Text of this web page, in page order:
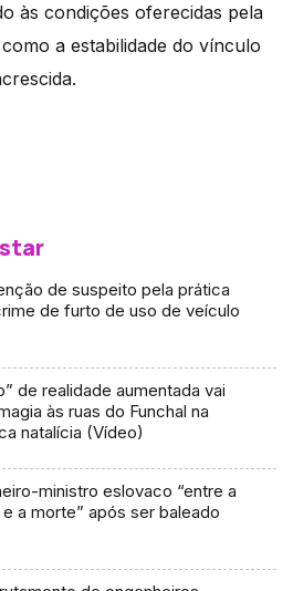
às condições oferecidas pela
a estabilidade do vínculo
de suspeito pela prática
de furto de uso de veículo
de realidade aumentada vai
às ruas do Funchal na
natalícia (Vídeo)
ministro eslovaco “entre a
a morte” após ser baleado